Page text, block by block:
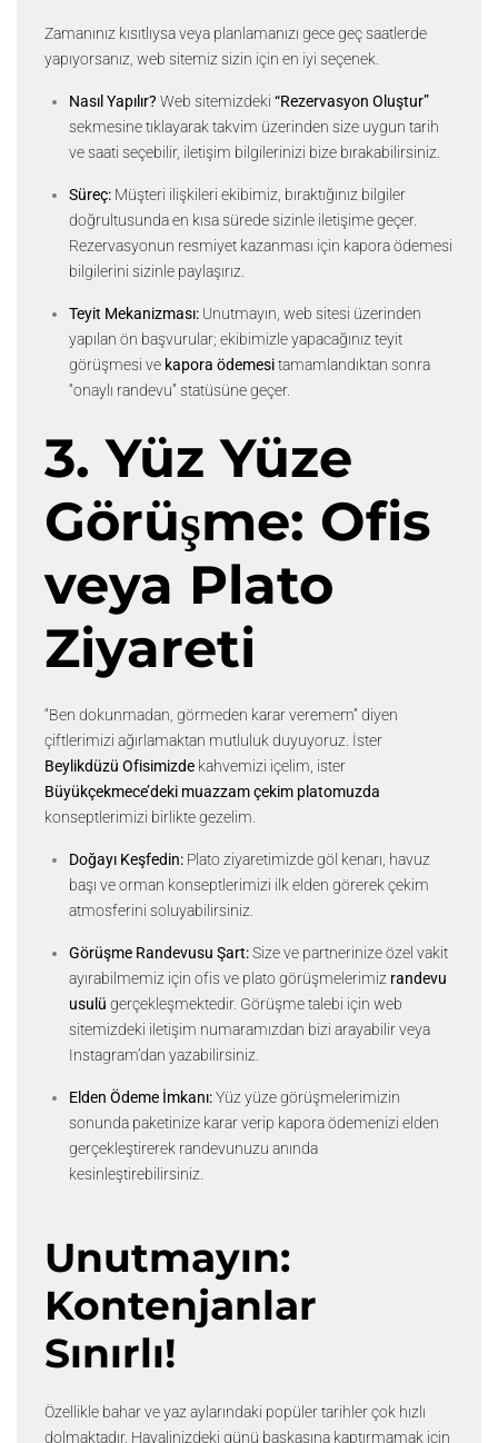
Zamanınız kısıtlıysa veya planlamanızı gece geç saatlerde
yapıyorsanız, web sitemiz sizin için en iyi seçenek.
Nasıl Yapılır? Web sitemizdeki “Rezervasyon Oluştur”
sekmesine tıklayarak takvim üzerinden size uygun tarih
ve saati seçebilir, iletişim bilgilerinizi bize bırakabilirsiniz.
Süreç: Müşteri ilişkileri ekibimiz, bıraktığınız bilgiler
doğrultusunda en kısa sürede sizinle iletişime geçer.
Rezervasyonun resmiyet kazanması için kapora ödemesi
bilgilerini sizinle paylaşırız.
Teyit Mekanizması: Unutmayın, web sitesi üzerinden
yapılan ön başvurular; ekibimizle yapacağınız teyit
görüşmesi ve kapora ödemesitamamlandıktan sonra
“onaylı randevu” statüsüne geçer.
3. Yüz Yüze
Görüşme: Ofis
veya Plato
Ziyareti
“Ben dokunmadan, görmeden karar veremem” diyen
çiftlerimizi ağırlamaktan mutluluk duyuyoruz. İster
Beylikdüzü Ofisimizde kahvemizi içelim, ister
Büyükçekmece’deki muazzam çekim platomuzda
konseptlerimizi birlikte gezelim.
Doğayı Keşfedin: Plato ziyaretimizde göl kenarı, havuz
başı ve orman konseptlerimizi ilk elden görerek çekim
atmosferini soluyabilirsiniz.
Görüşme Randevusu Şart:Size ve partnerinize özel vakit
ayırabilmemiz için ofis ve plato görüşmelerimiz randevu
usulü gerçekleşmektedir. Görüşme talebi için web
sitemizdeki iletişim numaramızdan bizi arayabilir veya
Instagram’dan yazabilirsiniz.
Elden Ödeme İmkanı:Yüz yüze görüşmelerimizin
sonunda paketinize karar verip kapora ödemenizi elden
gerçekleştirerek randevunuzu anında
kesinleştirebilirsiniz.
Unutmayın:
Kontenjanlar
Sınırlı!
Özellikle bahar ve yaz aylarındaki popüler tarihler çok hızlı
dolmaktadır. Hayalinizdeki günü başkasına kaptırmamak için